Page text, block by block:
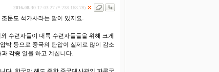
2016.08.30 17:03:27 (*.238.168.78)
문도 석가사라는 말이 있지요.
수련자들이 대륙 수련자들들을 위해 크게
박 등으로 중국의 탄압이 실제로 많이 감소
각종 일을 하고 계십니다.